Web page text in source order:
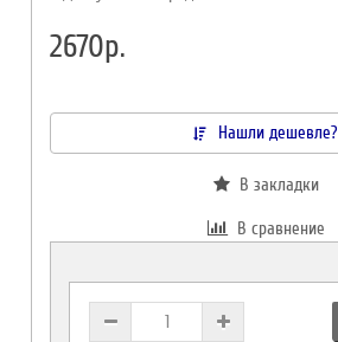
2670р.
Нашли дешевле?
В закладки
В сравнение